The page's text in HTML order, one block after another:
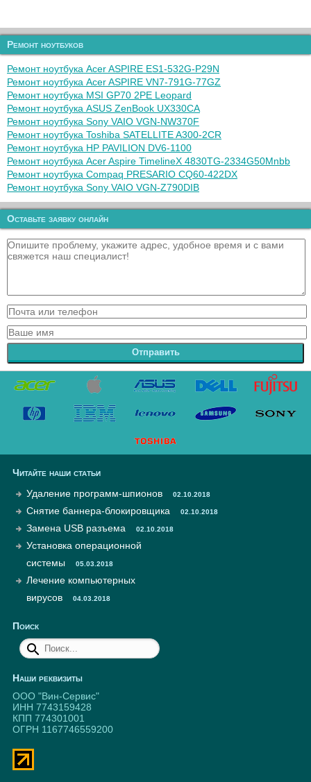
Ремонт ноутбуков
Ремонт ноутбука Acer ASPIRE ES1-532G-P29N
Ремонт ноутбука Acer ASPIRE VN7-791G-77GZ
Ремонт ноутбука MSI GP70 2PE Leopard
Ремонт ноутбука ASUS ZenBook UX330CA
Ремонт ноутбука Sony VAIO VGN-NW370F
Ремонт ноутбука Toshiba SATELLITE A300-2CR
Ремонт ноутбука HP PAVILION DV6-1100
Ремонт ноутбука Acer Aspire TimelineX 4830TG-2334G50Mnbb
Ремонт ноутбука Compaq PRESARIO CQ60-422DX
Ремонт ноутбука Sony VAIO VGN-Z790DIB
Оставьте заявку онлайн
Отправить
Читайте наши статьи
Удаление программ-шпионов
02.10.2018
Снятие баннера-блокировщика 02.10.2018
Замена USB разъема 02.10.2018
Установка операционной
системы
05.03.2018
Лечение компьютерных
вирусов
04.03.2018
Поиск
Наши реквизиты
ООО "Вин-Сервис"
ИНН 7743159428
КПП 774301001
ОГРН 1167746559200